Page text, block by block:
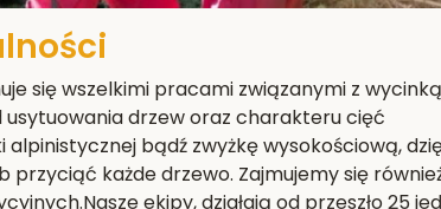
się wszelkimi pracami związanymi z
usytuowania drzew oraz charakteru cięć
bądź zwyżkę wysokościową,
przyciąć każde drzewo. Zajmujemy się
ekipy, działają od przeszło 25